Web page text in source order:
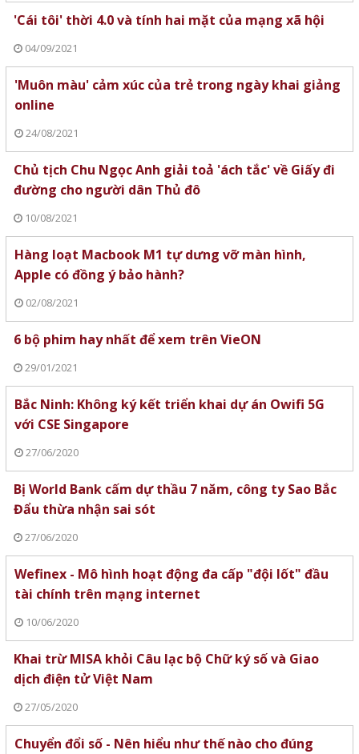
'Cái tôi' thời 4.0 và tính hai mặt của mạng xã hội
04/09/2021
'Muôn màu' cảm xúc của trẻ trong ngày khai giảng
online
24/08/2021
Chủ tịch Chu Ngọc Anh giải toả 'ách tắc' về Giấy đi
đường cho người dân Thủ đô
10/08/2021
Hàng loạt Macbook M1 tự dưng vỡ màn hình,
Apple có đồng ý bảo hành?
02/08/2021
6 bộ phim hay nhất để xem trên VieON
29/01/2021
Bắc Ninh: Không ký kết triển khai dự án Owifi 5G
với CSE Singapore
27/06/2020
Bị World Bank cấm dự thầu 7 năm, công ty Sao Bắc
Đẩu thừa nhận sai sót
27/06/2020
Wefinex - Mô hình hoạt động đa cấp "đội lốt" đầu
tài chính trên mạng internet
10/06/2020
Khai trừ MISA khỏi Câu lạc bộ Chữ ký số và Giao
dịch điện tử Việt Nam
27/05/2020
Chuyển đổi số - Nên hiểu như thế nào cho đúng